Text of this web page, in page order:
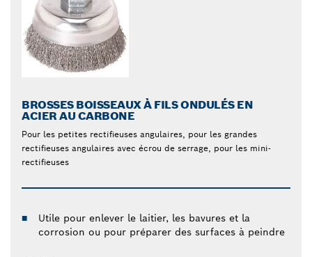
BROSSES BOISSEAUX À FILS ONDULÉS EN
ACIER AU CARBONE
Pour les petites rectifieuses angulaires, pour les grandes
rectifieuses angulaires avec écrou de serrage, pour les mini-
rectifieuses
Utile pour enlever le laitier, les bavures et la
corrosion ou pour préparer des surfaces à peindre